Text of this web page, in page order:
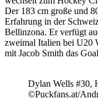
Der 183 cm große und
Erfahrung in der
Bellinzona. Er verfügt
zweimal Italien bei U20
mit Jacob Smith das
Dylan Wells #30,
©Puckfans.at/